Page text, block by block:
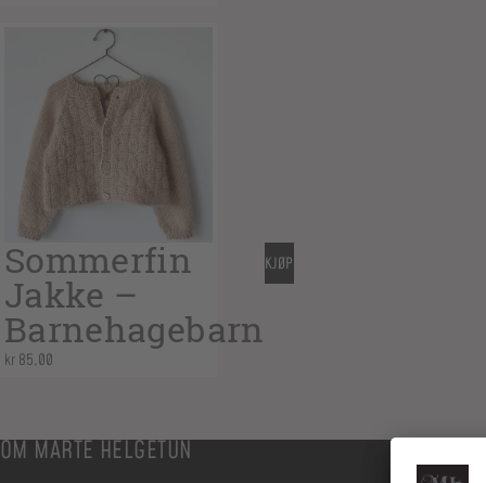
Sommerfin
Jakke –
Barnehagebarn
kr 85,00
KJØP
OM MARTE HELGETUN